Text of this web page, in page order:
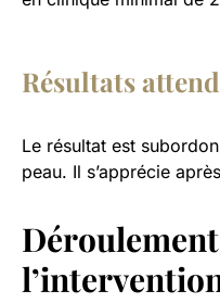
Résultats
Le résultat est
peau. Il s’apprécie